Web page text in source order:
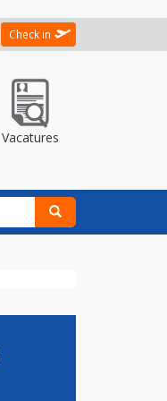
Check in
Vacatures